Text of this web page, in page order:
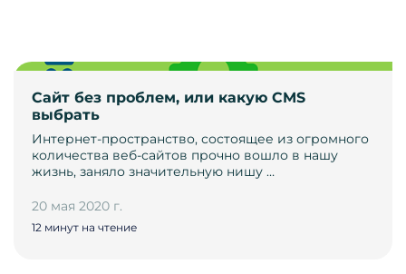
Сайт без проблем, или какую CMS
выбрать
Интернет-пространство, состоящее из огромного
количества веб-сайтов прочно вошло в нашу
жизнь, заняло значительную нишу …
20 мая 2020 г.
12 минут на чтение